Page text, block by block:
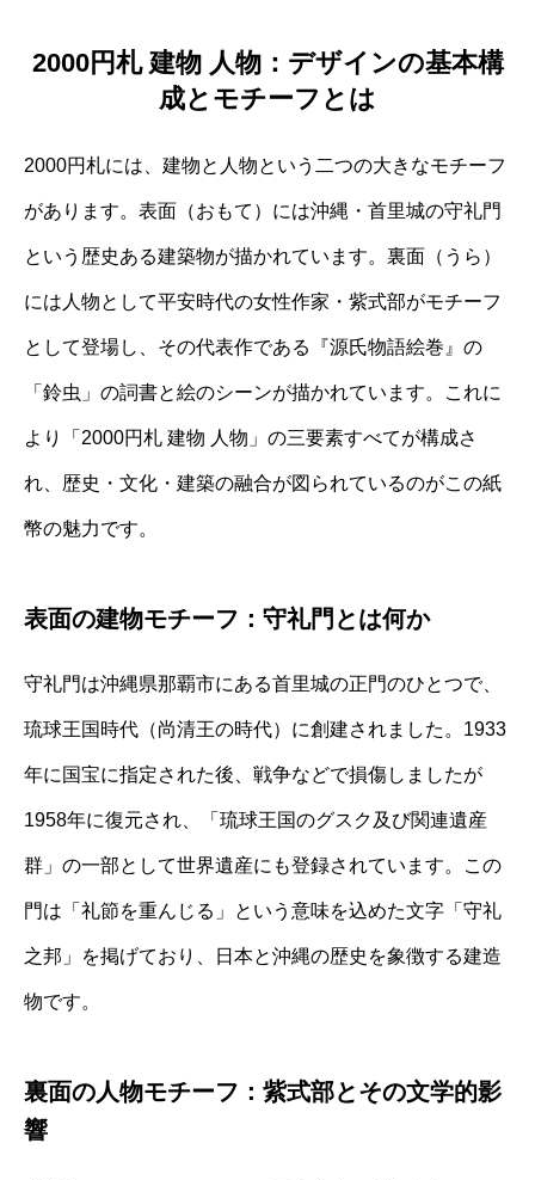
2000円札 建物 人物：デザインの基本構
成とモチーフとは
2000円札には、建物と人物という二つの大きなモチーフ
があります。表面（おもて）には沖縄・首里城の守礼門
という歴史ある建築物が描かれています。裏面（うら）
には人物として平安時代の女性作家・紫式部がモチーフ
として登場し、その代表作である『源氏物語絵巻』の
「鈴虫」の詞書と絵のシーンが描かれています。これに
より「2000円札 建物 人物」の三要素すべてが構成さ
れ、歴史・文化・建築の融合が図られているのがこの紙
幣の魅力です。
表面の建物モチーフ：守礼門とは何か
守礼門は沖縄県那覇市にある首里城の正門のひとつで、
琉球王国時代（尚清王の時代）に創建されました。1933
年に国宝に指定された後、戦争などで損傷しましたが
1958年に復元され、「琉球王国のグスク及び関連遺産
群」の一部として世界遺産にも登録されています。この
門は「礼節を重んじる」という意味を込めた文字「守礼
之邦」を掲げており、日本と沖縄の歴史を象徴する建造
物です。
裏面の人物モチーフ：紫式部とその文学的影
響